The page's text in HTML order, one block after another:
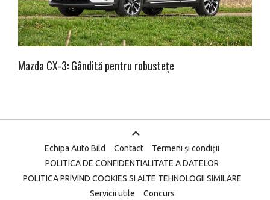
Mazda CX-3: Gândită pentru robustețe
Echipa Auto Bild Contact
Termeni și condiții
POLITICA DE CONFIDENTIALITATE A DATELOR
POLITICA PRIVIND COOKIES SI ALTE TEHNOLOGII SIMILARE
Servicii utile
Concurs